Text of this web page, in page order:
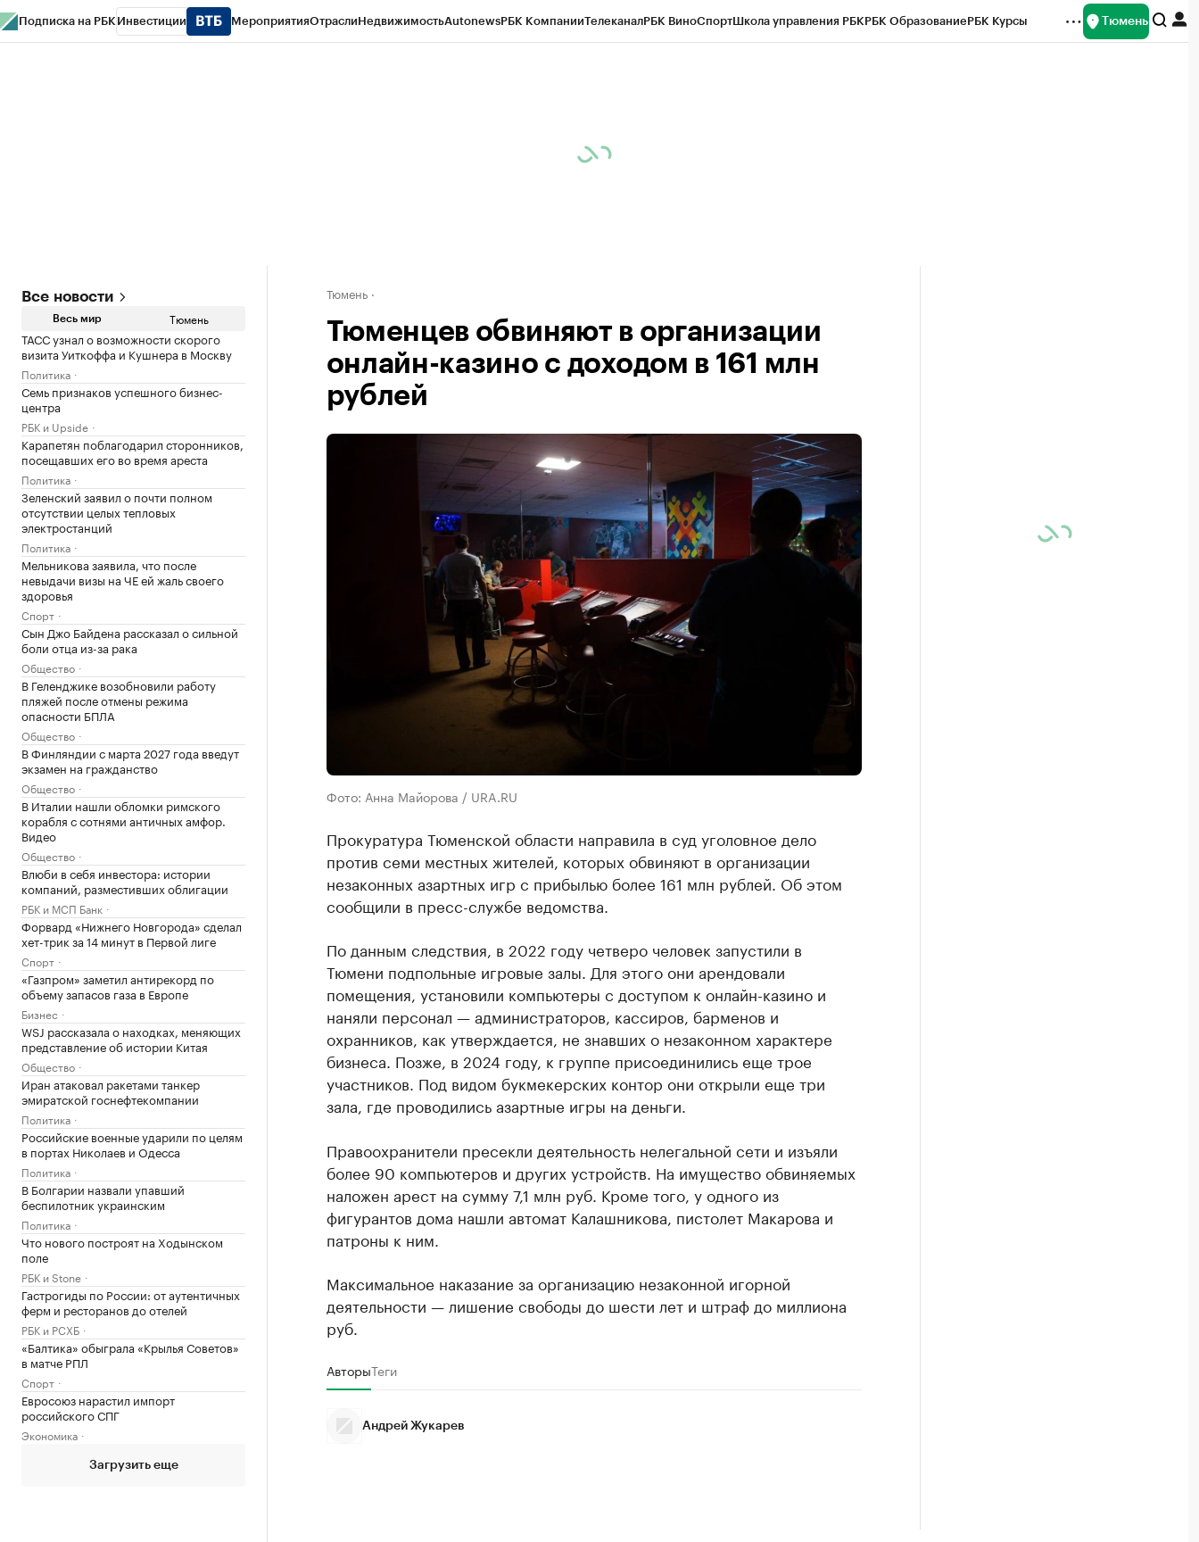
Подписка на РБК Инвестиции МероприятияОтраслиНедвижимостьAutonewsРБК КомпанииТелеканалРБК ВиноСпортШкола управления РБКРБК ОбразованиеРБК Курсы Тюмень
Все новости
Весь мир Тюмень
ТАСС узнал о возможности скорого
визита Уиткоффа и Кушнера в Москву
Политика
Семь признаков успешного бизнес-
центра
РБК и Upside
Карапетян поблагодарил сторонников,
посещавших его во время ареста
Политика
Зеленский заявил о почти полном
отсутствии целых тепловых
электростанций
Политика
Мельникова заявила, что после
невыдачи визы на ЧЕ ей жаль своего
здоровья
Спорт
Сын Джо Байдена рассказал о сильной
боли отца из-за рака
Общество
В Геленджике возобновили работу
пляжей после отмены режима
опасности БПЛА
Общество
В Финляндии с марта 2027 года введут
экзамен на гражданство
Общество
В Италии нашли обломки римского
корабля с сотнями античных амфор.
Видео
Общество
Влюби в себя инвестора: истории
компаний, разместивших облигации
РБК и МСП Банк
Форвард «Нижнего Новгорода» сделал
хет-трик за 14 минут в Первой лиге
Спорт
«Газпром» заметил антирекорд по
объему запасов газа в Европе
Бизнес
WSJ рассказала о находках, меняющих
представление об истории Китая
Общество
Иран атаковал ракетами танкер
эмиратской госнефтекомпании
Политика
Российские военные ударили по целям
в портах Николаев и Одесса
Политика
В Болгарии назвали упавший
беспилотник украинским
Политика
Что нового построят на Ходынском
поле
РБК и Stone
Гастрогиды по России: от аутентичных
ферм и ресторанов до отелей
РБК и РСХБ
«Балтика» обыграла «Крылья Советов»
в матче РПЛ
Спорт
Евросоюз нарастил импорт
российского СПГ
Экономика
Загрузить еще
Тюмень
Тюменцев обвиняют в организации
онлайн-казино с доходом в 161 млн
рублей
Фото: Анна Майорова / URA.RU
Прокуратура Тюменской области направила в суд уголовное дело
против семи местных жителей, которых обвиняют в организации
незаконных азартных игр с прибылью более 161 млн рублей. Об этом
сообщили в пресс-службе ведомства.
По данным следствия, в 2022 году четверо человек запустили в
Тюмени подпольные игровые залы. Для этого они арендовали
помещения, установили компьютеры с доступом к онлайн-казино и
наняли персонал — администраторов, кассиров, барменов и
охранников, как утверждается, не знавших о незаконном характере
бизнеса. Позже, в 2024 году, к группе присоединились еще трое
участников. Под видом букмекерских контор они открыли еще три
зала, где проводились азартные игры на деньги.
Правоохранители пресекли деятельность нелегальной сети и изъяли
более 90 компьютеров и других устройств. На имущество обвиняемых
наложен арест на сумму 7,1 млн руб. Кроме того, у одного из
фигурантов дома нашли автомат Калашникова, пистолет Макарова и
патроны к ним.
Максимальное наказание за организацию незаконной игорной
деятельности — лишение свободы до шести лет и штраф до миллиона
руб.
АвторыТеги
Андрей Жукарев